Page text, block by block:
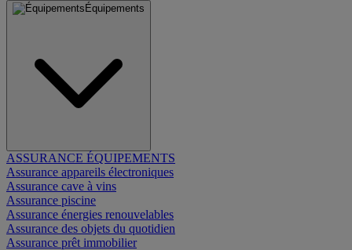
Équipements
ASSURANCE ÉQUIPEMENTS
Assurance appareils électroniques
Assurance cave à vins
Assurance piscine
Assurance énergies renouvelables
Assurance des objets du quotidien
Assurance prêt immobilier